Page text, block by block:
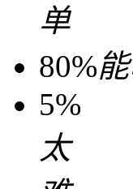
单
80%
5%
太